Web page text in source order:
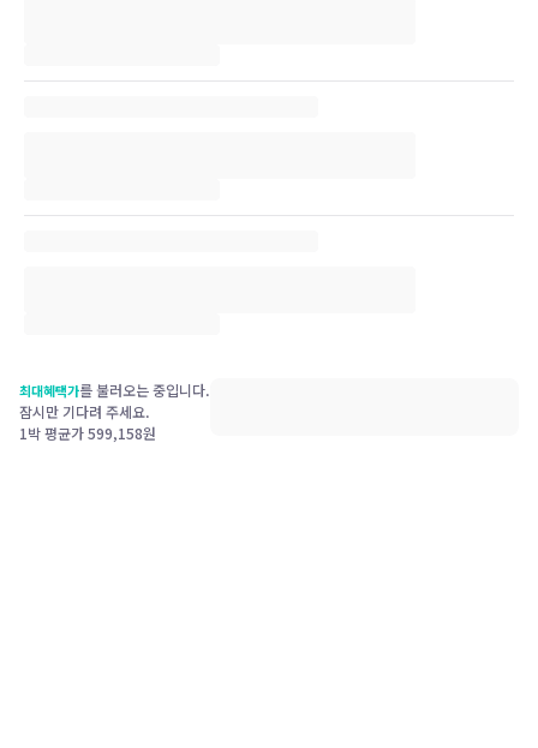
최대혜택가를 불러오는 중입니다.
잠시만 기다려 주세요.
1박 평균가599,158원